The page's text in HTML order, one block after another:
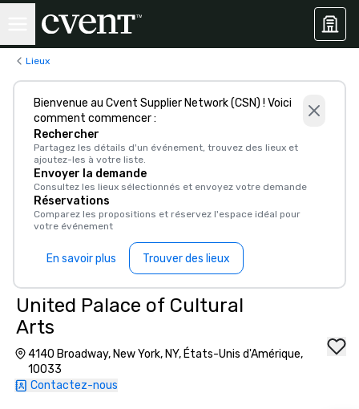
Lieux
Bienvenue au Cvent Supplier Network (CSN) ! Voici
comment commencer :
Rechercher
Partagez les détails d'un événement, trouvez des lieux et
ajoutez-les à votre liste.
Envoyer la demande
Consultez les lieux sélectionnés et envoyez votre demande
Réservations
Comparez les propositions et réservez l'espace idéal pour
votre événement
En savoir plus Trouver des lieux
United Palace of Cultural
Arts
4140 Broadway, New York, NY, États-Unis d'Amérique,
10033
Contactez-nous